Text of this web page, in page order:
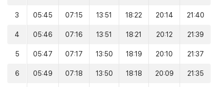
3 05:45 07:15 13:51 18:22 20:14 21:40
4 05:46 07:16 13:51 18:21 20:12 21:39
5 05:47 07:17 13:50 18:19 20:10 21:37
6 05:49 07:18 13:50 18:18 20:09 21:35